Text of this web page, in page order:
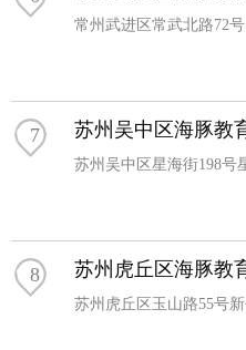
常州武进区常武北路72号
7
8